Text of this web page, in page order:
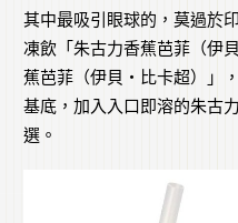
其中最吸引眼球的，莫過於
凍飲「朱古力香蕉芭菲（伊
蕉芭菲（伊貝・比卡超）」
基底，加入入口即溶的朱古
選。